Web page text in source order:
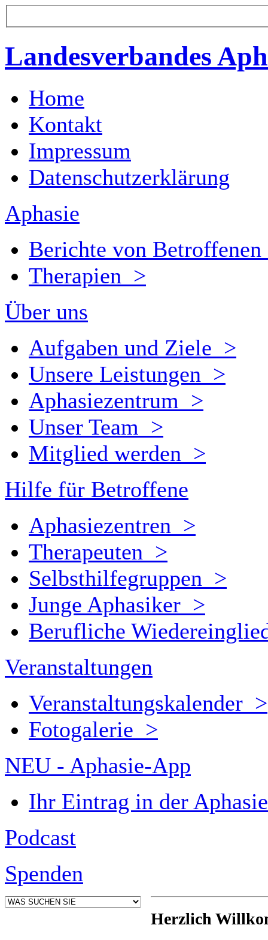
Landesverbandes
Home
Kontakt
Impressum
Datenschutzerklärung
Aphasie
Berichte von
Therapien >
Über uns
Aufgaben und Ziele >
Unsere Leistungen >
Aphasiezentrum >
Unser Team >
Mitglied werden >
Hilfe für Betroffene
Aphasiezentren >
Therapeuten >
Selbsthilfegruppen >
Junge Aphasiker >
Berufliche
Veranstaltungen
Veranstaltungskalender >
Fotogalerie >
NEU - Aphasie-App
Ihr Eintrag in der
Podcast
Spenden
Herzlich